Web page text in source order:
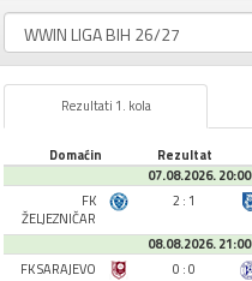
Rezultati 1. kola
Domaćin Rezultat
07.08.2026. 20:00
FK
ŽELJEZNIČAR
2 : 1
08.08.2026. 21:00
FK SARAJEVO
0 : 0